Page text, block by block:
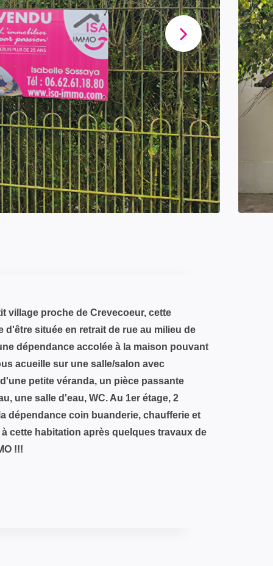
village proche de Crevecoeur, cette
située en retrait de rue au milieu de
dépendance accolée à la maison pouvant
acueille sur une salle/salon avec
petite véranda, un pièce passante
une salle d'eau, WC. Au 1er étage, 2
dépendance coin buanderie, chaufferie et
cette habitation après quelques travaux de
!!!